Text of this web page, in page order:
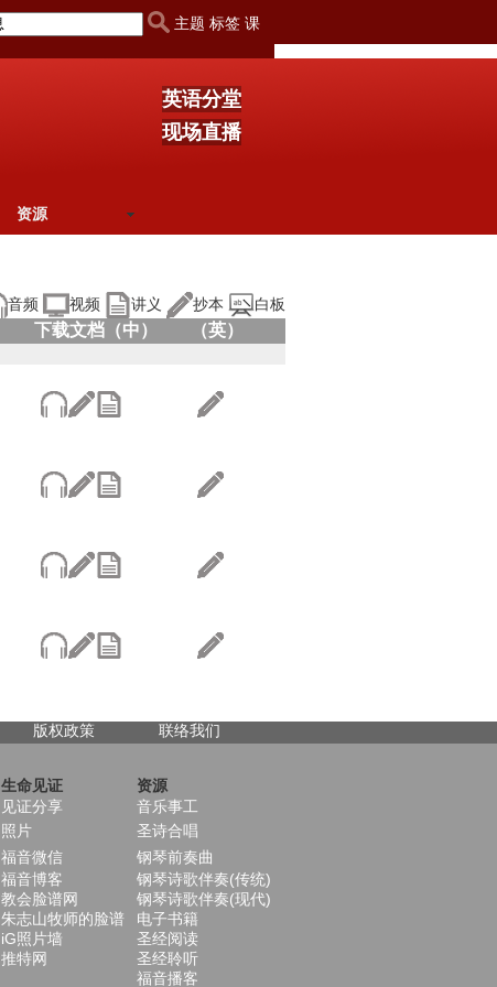
主题 标签 课
英语分堂
现场直播
资源
音频 视频 讲义 抄本 白板
下载文档（中） （英）
版权政策 联络我们
生命见证
资源
见证分享
音乐事工
照片
圣诗合唱
福音微信
钢琴前奏曲
福音博客
钢琴诗歌伴奏(传统)
教会脸谱网
钢琴诗歌伴奏(现代)
朱志山牧师的脸谱
电子书籍
iG照片墙
圣经阅读
推特网
圣经聆听
福音播客